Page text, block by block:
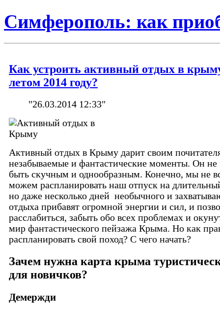
Симферополь: как
Как устроить активный отдых в
летом 2014 году?
"26.03.2014 12:33"
Активный отдых в Крыму дарит своим
незабываемые и фантастические моменты. Он
быть скучным и однообразным. Конечно, мы не
можем распланировать наш отпуск на
но даже несколько дней необычного и
отдыха прибавят огромной энергии и сил, и
расслабиться, забыть обо всех проблемах и
мир фантастического пейзажа Крыма. Но как
распланировать свой поход? С чего начать?
Зачем нужна карта крыма
для новичков?
Демержди